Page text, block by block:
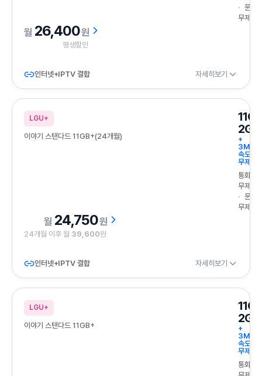
문자
무제한
26,400원
평생할인
인터넷+IPTV 결합 자세히보기
LGU+
이야기 스탠다드 11GB+(24개월)
2GB
+
속도
무제한
통화
무제한
문자
무제한
24,750원
24개월 이후 월 39,600원
인터넷+IPTV 결합 자세히보기
LGU+
이야기 스탠다드 11GB+
2GB
+
속도
무제한
통화